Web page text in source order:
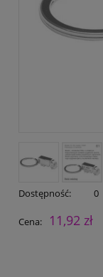
Dostępność: 0
Cena:
11,92 zł